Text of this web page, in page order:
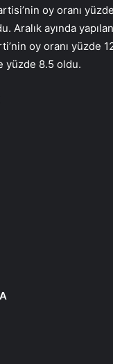
oy oranı
Aralık ayında
oy oranı yüzde
yüzde 8.5 oldu.